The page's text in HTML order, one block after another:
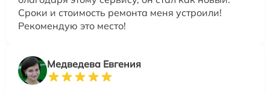
Сроки и стоимость ремонта меня устроили!
Рекомендую это место!
Медведева Евгения